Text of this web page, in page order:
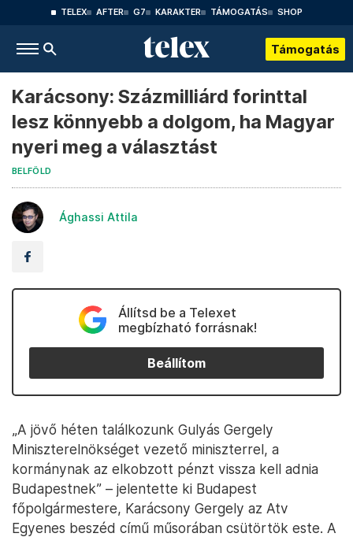
TELEX AFTER G7 KARAKTER TÁMOGATÁS SHOP
Támogatás
Karácsony: Százmilliárd forinttal
lesz könnyebb a dolgom, ha Magyar
nyeri meg a választást
BELFÖLD
Ághassi Attila
Állítsd be a Telexet
megbízható forrásnak!
Beállítom
„A jövő héten találkozunk Gulyás Gergely
Miniszterelnökséget vezető miniszterrel, a
kormánynak az elkobzott pénzt vissza kell adnia
Budapestnek” – jelentette ki Budapest
főpolgármestere, Karácsony Gergely az Atv
Egyenes beszéd című műsorában csütörtök este. A